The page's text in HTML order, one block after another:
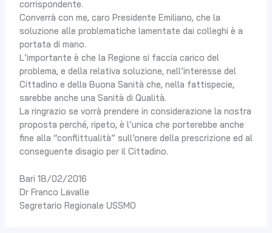
corrispondente.
Converrà con me, caro Presidente Emiliano, che la
soluzione alle problematiche lamentate dai colleghi è a
portata di mano.
L’importante è che la Regione si faccia carico del
problema, e della relativa soluzione, nell’interesse del
Cittadino e della Buona Sanità che, nella fattispecie,
sarebbe anche una Sanità di Qualità.
La ringrazio se vorrà prendere in considerazione la nostra
proposta perché, ripeto, è l’unica che porterebbe anche
fine alla “conflittualità” sull’onere della prescrizione ed al
conseguente disagio per il Cittadino.
Bari 18/02/2016
Dr Franco Lavalle
Segretario Regionale USSMO